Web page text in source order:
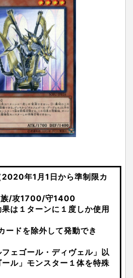
年1月1日から準制限カ
族/攻1700/守1400
は１ターンに１度しか使用
ードを除外して発動でき
ェゴール・ディヴェル」以
ル」モンスター１体を特殊